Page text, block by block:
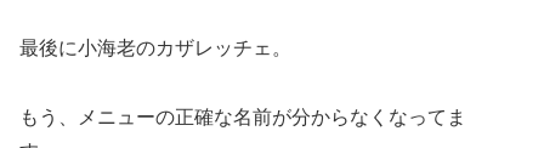
最後に小海老のカザレッチェ。
もう、メニューの正確な名前が分からなくなってま